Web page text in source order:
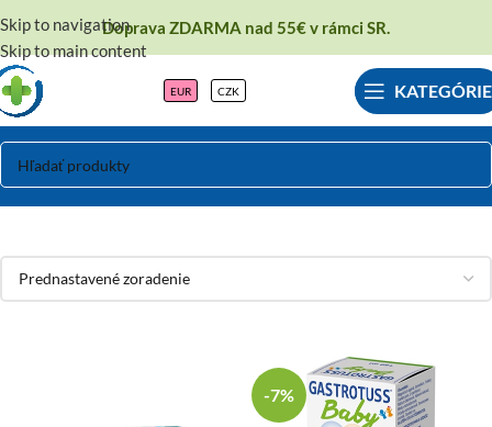
Skip to navigation
Skip to main content
Doprava ZDARMA nad 55€ v rámci SR.
EUR CZK KATEGÓRIE
Reflux
-7%